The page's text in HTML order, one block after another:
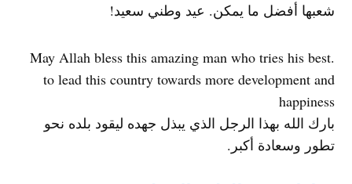
شعبها أفضل ما يمكن. عيد وطني سعيد!
.May Allah bless this amazing man who tries his best
to lead this country towards more development and
happiness
بارك الله بهذا الرجل الذي يبذل جهده ليقود بلده نحو
تطور وسعادة أكبر.